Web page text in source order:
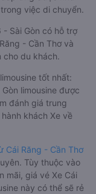
việc di chuyển.
- Sài Gòn có hỗ trợ
- Cần Thơ và
cho du khách.
tốt nhất:
limousine được
đánh giá trung
khách Xe về
Cái Răng - Cần Thơ
Tùy thuộc vào
mãi, giá vé Xe Cái
này có thể sẽ rẻ